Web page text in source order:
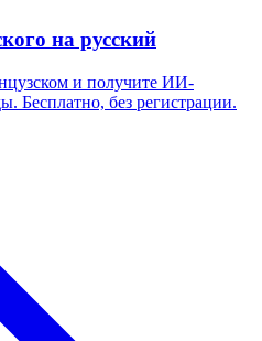
на русский
и получите ИИ-
Бесплатно, без регистрации.